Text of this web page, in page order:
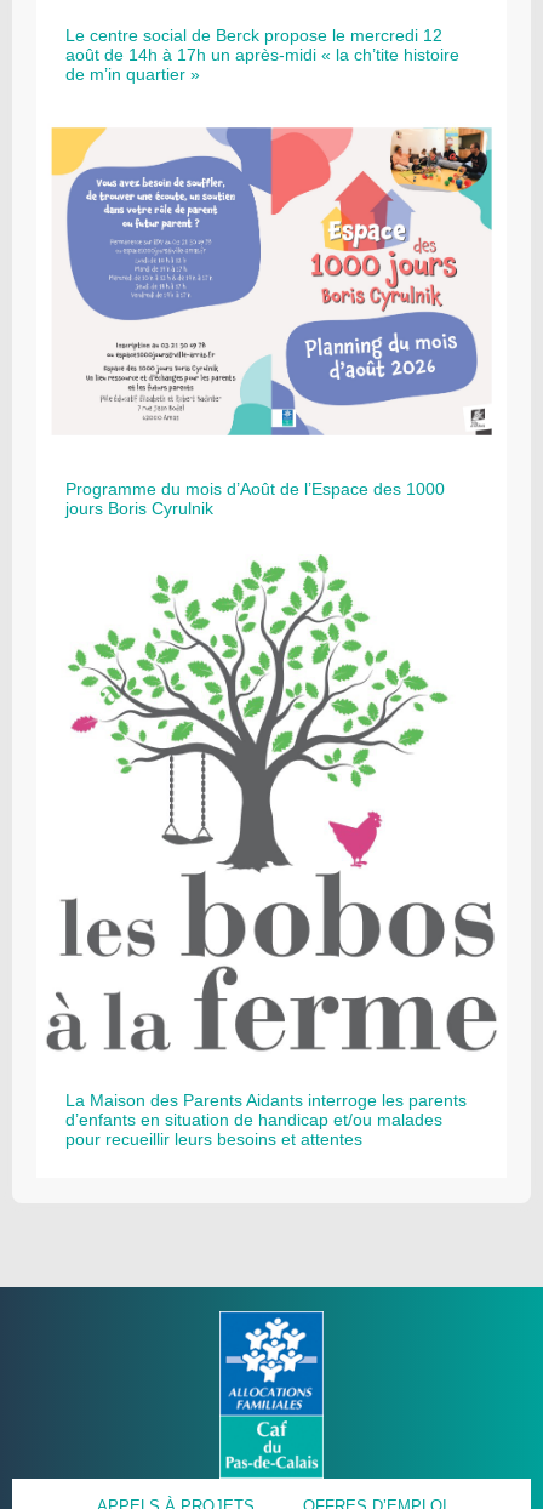
Le centre social de Berck propose le mercredi 12
août de 14h à 17h un après-midi « la ch’tite histoire
de m’in quartier »
Programme du mois d’Août de l’Espace des 1000
jours Boris Cyrulnik
La Maison des Parents Aidants interroge les parents
d’enfants en situation de handicap et/ou malades
pour recueillir leurs besoins et attentes